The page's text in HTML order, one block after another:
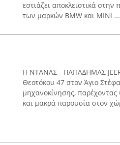
εστιάζει αποκλειστικά
των μαρκών BMW και MINI ...
Η ΝΤΑΝΑΣ - ΠΑΠΑΔΗΜΑΣ JEEP
Θεοτόκου 47 στον Άγιο
μηχανοκίνησης, παρέχοντας
και μακρά παρουσία στον